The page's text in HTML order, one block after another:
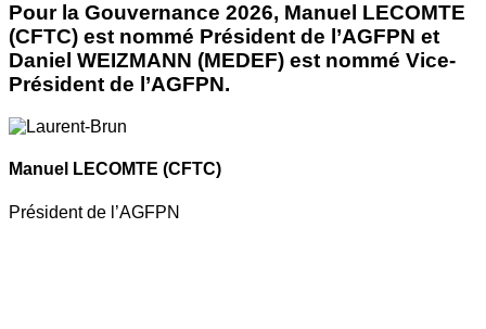
Pour la Gouvernance 2026, Manuel LECOMTE
(CFTC) est nommé Président de l’AGFPN et
Daniel WEIZMANN (MEDEF) est nommé Vice-
Président de l’AGFPN.
Manuel LECOMTE (CFTC)
Président de l’AGFPN